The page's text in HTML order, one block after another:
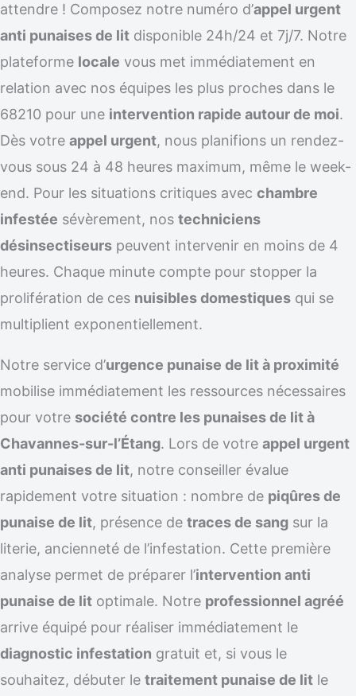
attendre ! Composez notre numéro d’appel urgent
anti punaises de lit disponible 24h/24 et 7j/7. Notre
plateforme locale vous met immédiatement en
relation avec nos équipes les plus proches dans le
68210 pour une intervention rapide autour de moi.
Dès votre appel urgent, nous planifions un rendez-
vous sous 24 à 48 heures maximum, même le week-
end. Pour les situations critiques avec chambre
infestée sévèrement, nos techniciens
désinsectiseurs peuvent intervenir en moins de 4
heures. Chaque minute compte pour stopper la
prolifération de ces nuisibles domestiques qui se
multiplient exponentiellement.
Notre service d’urgence punaise de lit à proximité
mobilise immédiatement les ressources nécessaires
pour votre société contre les punaises de lit à
Chavannes-sur-l’Étang. Lors de votre appel urgent
anti punaises de lit, notre conseiller évalue
rapidement votre situation : nombre de piqûres de
punaise de lit, présence de traces de sang sur la
literie, ancienneté de l’infestation. Cette première
analyse permet de préparer l’intervention anti
punaise de lit optimale. Notre professionnel agréé
arrive équipé pour réaliser immédiatement le
diagnostic infestation gratuit et, si vous le
souhaitez, débuter le traitement punaise de lit le